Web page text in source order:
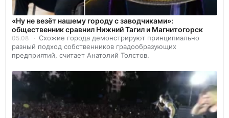
«Ну не везёт нашему городу с заводчиками»:
общественник сравнил Нижний Тагил и Магнитогорск
05.08
Схожие города демонстрируют принципиально
разный подход собственников градообразующих
предприятий, считает Анатолий Толстов.